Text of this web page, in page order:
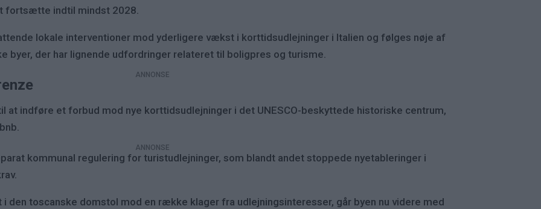
fortsætte indtil mindst 2028.
lokale interventioner mod yderligere vækst i korttidsudlejninger i Italien og følges nøje af
byer, der har lignende udfordringer relateret til boligpres og turisme.
at indføre et forbud mod nye korttidsudlejninger i det UNESCO-beskyttede historiske centrum,
kommunal regulering for turistudlejninger, som blandt andet stoppede nyetableringer i
den toscanske domstol mod en række klager fra udlejningsinteresser, går byen nu videre med